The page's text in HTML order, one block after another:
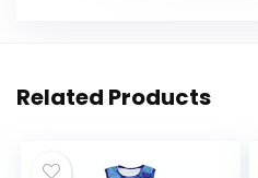
Related Products